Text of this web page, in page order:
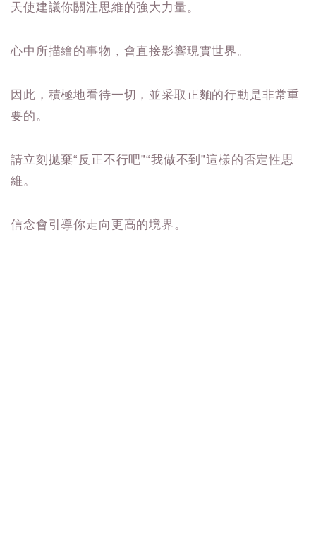
天使建議你關注思維的強大力量。
心中所描繪的事物，會直接影響現實世界。
因此，積極地看待一切，並采取正麵的行動是非常重
要的。
請立刻拋棄“反正不行吧”“我做不到”這樣的否定性思
維。
信念會引導你走向更高的境界。